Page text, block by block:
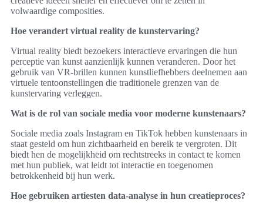
volwaardige composities.
Hoe verandert virtual reality de kunstervaring?
Virtual reality biedt bezoekers interactieve ervaringen die hun
perceptie van kunst aanzienlijk kunnen veranderen. Door het
gebruik van VR-brillen kunnen kunstliefhebbers deelnemen aan
virtuele tentoonstellingen die traditionele grenzen van de
kunstervaring verleggen.
Wat is de rol van sociale media voor moderne kunstenaars?
Sociale media zoals Instagram en TikTok hebben kunstenaars in
staat gesteld om hun zichtbaarheid en bereik te vergroten. Dit
biedt hen de mogelijkheid om rechtstreeks in contact te komen
met hun publiek, wat leidt tot interactie en toegenomen
betrokkenheid bij hun werk.
Hoe gebruiken artiesten data-analyse in hun creatieproces?